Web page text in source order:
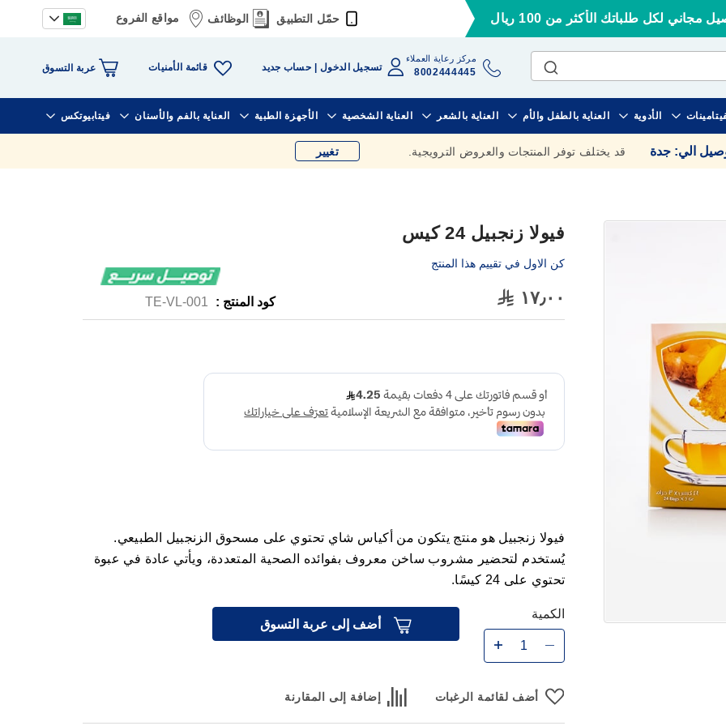
مجاني لكل طلباتك الأكثر من 100 ريال حمّل التطبيق الوظائف مواقع الفروع
مركز رعاية العملاء
8002444445 تسجيل الدخول حساب جديد قائمة الأمنيات عربة التسوق
الأدوية العناية بالطفل والأم العناية بالشعر العناية الشخصية الأجهزة الطبية العناية بالفم والأسنان فيتابيوتكس
الي: جدة قد يختلف توفر المنتجات والعروض الترويجية. تغيير
فيولا زنجبيل 24 كيس
كن الاول في تقييم هذا المنتج
١٧٫٠٠ كود المنتج : TE-VL-001
فيولا زنجبيل هو منتج يتكون من أكياس شاي تحتوي على مسحوق الزنجبيل الطبيعي.
يُستخدم لتحضير مشروب ساخن معروف بفوائده الصحية المتعددة، ويأتي عادة في عبوة
تحتوي على 24 كيسًا.
الكمية
أضف إلى عربة التسوق
أضف لقائمة الرغبات إضافة إلى المقارنة